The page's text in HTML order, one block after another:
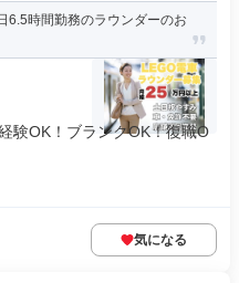
6.5時間勤務のラウンダーのお
験OK！ブランクOK！復職O
気になる